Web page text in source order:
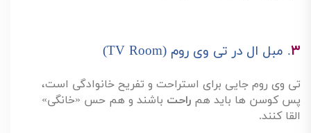
۳. مبل ال در تی وی روم (TV Room)
تی وی روم جایی برای استراحت و تفریح خانوادگی است،
پس کوسن ها باید هم راحت باشند و هم حس «خانگی»
القا کنند.